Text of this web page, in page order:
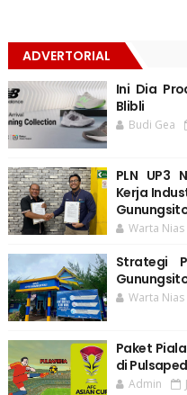
ADVERTORIAL
Ini Dia
Blibli
Budi Gea
PLN UP3
Kerja
Warta Nias
Strategi
Warta Nias
Paket
di
Admin